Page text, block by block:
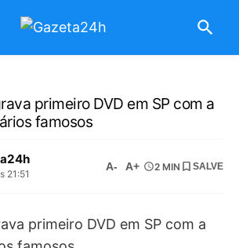
primeiro DVD em SP com a
famosos
21:51
A- A+ 2 MIN SALVE